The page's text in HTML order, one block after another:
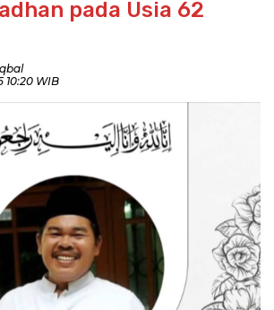
pada Usia 62
10:20 WIB